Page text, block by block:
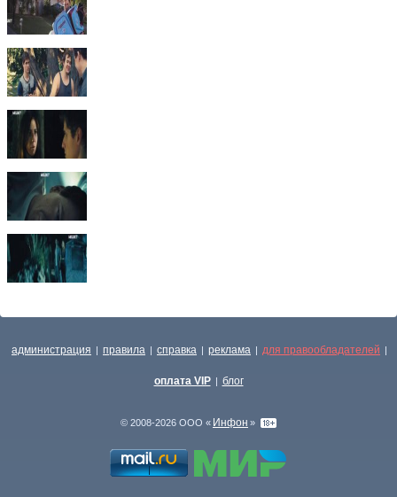
администрация | правила | справка | реклама | для правообладателей |
оплата VIP | блог
© 2008-2026 ООО « Инфон »